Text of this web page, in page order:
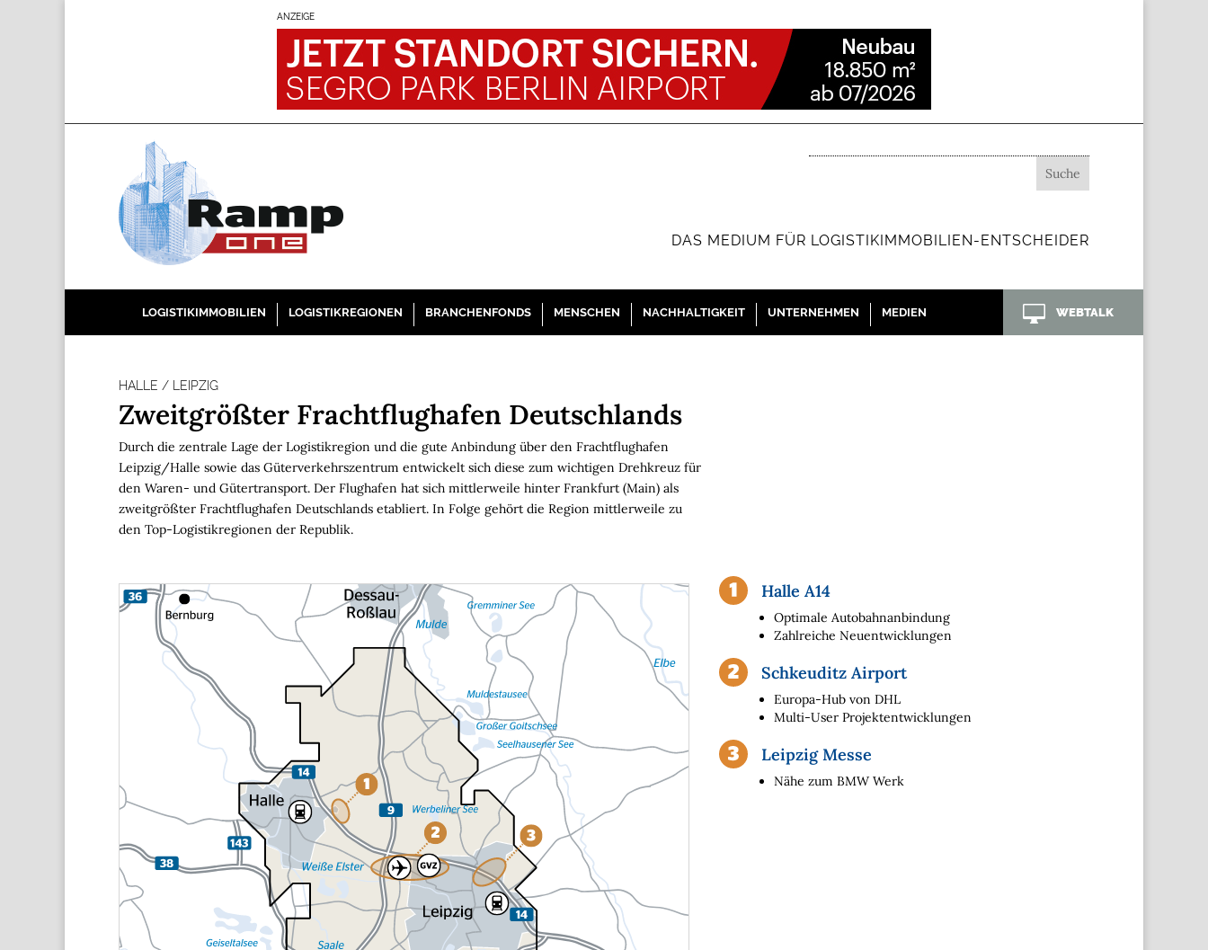
ANZEIGE
DAS MEDIUM FÜR LOGISTIKIMMOBILIEN-ENTSCHEIDER
LOGISTIKIMMOBILIEN LOGISTIKREGIONEN BRANCHENFONDS MENSCHEN NACHHALTIGKEIT UNTERNEHMEN MEDIEN  WEBTALK
HALLE / LEIPZIG
Zweitgrößter Frachtflughafen Deutschlands
Durch die zentrale Lage der Logistikregion und die gute Anbindung über den Frachtflughafen
Leipzig/Halle sowie das Güterverkehrszentrum entwickelt sich diese zum wichtigen Drehkreuz für
den Waren- und Gütertransport. Der Flughafen hat sich mittlerweile hinter Frankfurt (Main) als
zweitgrößter Frachtflughafen Deutschlands etabliert. In Folge gehört die Region mittlerweile zu
den Top-Logistikregionen der Republik.
Halle A14
Optimale Autobahnanbindung
Zahlreiche Neuentwicklungen
Schkeuditz Airport
Europa-Hub von DHL
Multi-User Projektentwicklungen
Leipzig Messe
Nähe zum BMW Werk